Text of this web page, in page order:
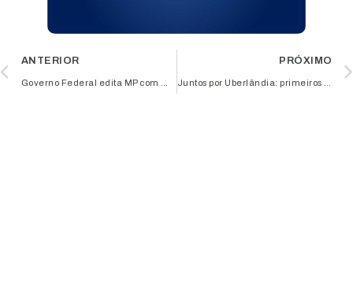
ANTERIOR PRÓXIMO